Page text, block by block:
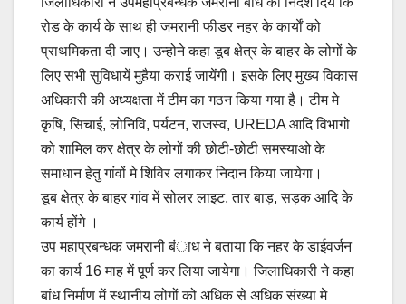
रोड के कार्य के साथ ही जमरानी फीडर नहर के कार्याें को
प्राथमिकता दी जाए। उन्होने कहा डूब क्षेत्र के बाहर के लोगों के
लिए सभी सुविधायें मुहैया कराई जायेंगी। इसके लिए मुख्य विकास
अधिकारी की अध्यक्षता में टीम का गठन किया गया है। टीम मे
कृषि, सिचाई, लोनिवि, पर्यटन, राजस्व, UREDA आदि विभागो
को शामिल कर क्षेत्र के लोगों की छोटी-छोटी समस्याओ के
समाधान हेतु गांवों मे शिविर लगाकर निदान किया जायेगा।
डूब क्षेत्र के बाहर गांव में सोलर लाइट, तार बाड़, सड़क आदि के
कार्य होंगे ।
उप महाप्रबन्धक जमरानी बंाध ने बताया कि नहर के डाईवर्जन
का कार्य 16 माह में पूर्ण कर लिया जायेगा। जिलाधिकारी ने कहा
बांध निर्माण में स्थानीय लोगों को अधिक से अधिक संख्या मे